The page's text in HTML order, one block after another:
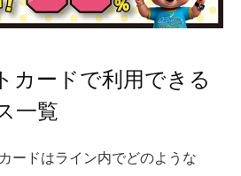
カードで利用できる
一覧
ードはライン内でどのような